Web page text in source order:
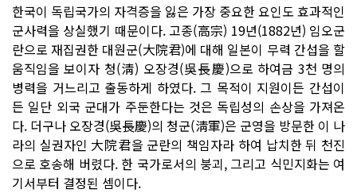
한국이 독립국가의 자격증을 잃은 가장 중요한 요인도 효과적인
군사력을 상실했기 때문이다. 고종(高宗) 19년(1882년) 임오군
란으로 재집권한 대원군(大院君)에 대해 일본이 무력 간섭을 할
움직임을 보이자 청(淸) 오장경(吳長慶)으로 하여금 3천 명의
병력을 거느리고 출동하게 하였다. 그 목적이 지원이든 간섭이
든 일단 외국 군대가 주둔한다는 것은 독립성의 손상을 가져온
다. 더구나 오장경(吳長慶)의 청군(淸軍)은 군영을 방문한 이 나
라의 실권자인 大院君을 군란의 책임자라 하여 납치한 뒤 천진
으로 호송해 버렸다. 한 국가로서의 붕괴, 그리고 식민지화는 여
기서부터 결정된 셈이다.